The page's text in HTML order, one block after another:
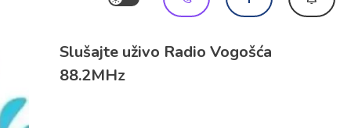
Slušajte uživo Radio Vogošća
88.2MHz